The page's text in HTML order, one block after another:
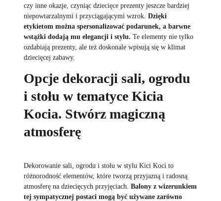
czy inne okazje, czyniąc dziecięce prezenty jeszcze bardziej
niepowtarzalnymi i przyciągającymi wzrok. Dzięki
etykietom można spersonalizować podarunek, a barwne
wstążki dodają mu elegancji i stylu. Te elementy nie tylko
ozdabiają prezenty, ale też doskonale wpisują się w klimat
dziecięcej zabawy.
Opcje dekoracji sali, ogrodu
i stołu w tematyce Kicia
Kocia. Stwórz magiczną
atmosferę
Dekorowanie sali, ogrodu i stołu w stylu Kici Koci to
różnorodność elementów, które tworzą przyjazną i radosną
atmosferę na dziecięcych przyjęciach. Balony z wizerunkiem
tej sympatycznej postaci mogą być używane zarówno